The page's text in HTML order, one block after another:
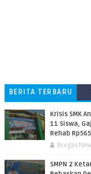
BERITA TERBARU
Krisis SMK
11 Siswa,
Rehab
Bregas
SMPN 2